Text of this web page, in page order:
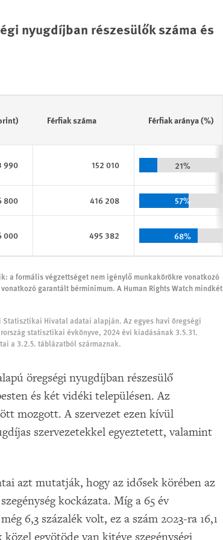
nyugdíjban részesülők száma és
Férfiak száma Férfiak aránya (%)
990 152 010 21%
800 416 208 57%
000 495 382 68%
a formális végzettséget nem igénylő munkakörökre vonatkozó
garantált bérminimum. A Human Rights Watch mindkét
Statisztikai Hivatal adatai alapján. Az egyes havi öregségi
statisztikai évkönyve, 2024 évi kiadásának 3.5.31.
a 3.2.5. táblázatból származnak.
öregségi nyugdíjban részesülő
és két vidéki településen. Az
mozgott. A szervezet ezen kívül
szervezetekkel egyeztetett, valamint
azt mutatják, hogy az idősek körében az
kockázata. Míg a 65 év
6,3 százalék volt, ez a szám 2023-ra 16,1